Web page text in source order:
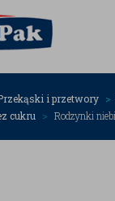
i przetwory
cukru
Rodzynki